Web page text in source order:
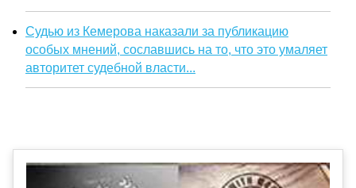
Судью из Кемерова наказали за публикацию
особых мнений, сославшись на то, что это умаляет
авторитет судебной власти...